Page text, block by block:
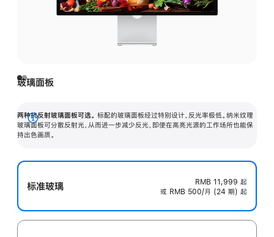
玻璃面板
两种抗反射玻璃面板可选。 标配的玻璃面板经过特别设计，反光率极低。纳米纹理
玻璃面板可分散反射光，从而进一步减少反光，即使在高亮光源的工作场所也能保
持出色画质。
展
开
标准玻璃 RMB 11,999 起
或 RMB 500/月 (24 期) 起